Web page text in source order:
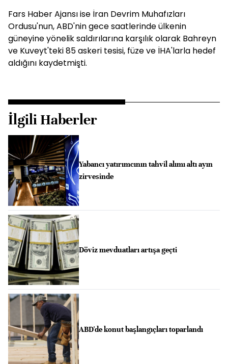
Fars Haber Ajansı ise İran Devrim Muhafızları
Ordusu'nun, ABD'nin gece saatlerinde ülkenin
güneyine yönelik saldırılarına karşılık olarak Bahreyn
ve Kuveyt'teki 85 askeri tesisi, füze ve İHA'larla hedef
aldığını kaydetmişti.
İlgili Haberler
Yabancı yatırımcının tahvil alımı altı ayın
zirvesinde
Döviz mevduatları artışa geçti
ABD'de konut başlangıçları toparlandı